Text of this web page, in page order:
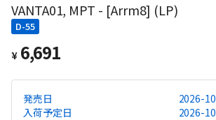
VANTA01, MPT - [Arrm8] (LP)
D-55
¥ 6,691
発売日
2026-
入荷予定日
2026-